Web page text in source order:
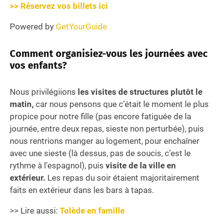
>> Réservez vos billets ici
Powered by GetYourGuide
Comment organisiez-vous les journées avec
vos enfants?
Nous privilégiions les visites de structures plutôt le
matin, car nous pensons que c’était le moment le plus
propice pour notre fille (pas encore fatiguée de la
journée, entre deux repas, sieste non perturbée), puis
nous rentrions manger au logement, pour enchaîner
avec une sieste (là dessus, pas de soucis, c’est le
rythme à l’espagnol), puis visite de la ville en
extérieur. Les repas du soir étaient majoritairement
faits en extérieur dans les bars à tapas.
>> Lire aussi: Tolède en famille